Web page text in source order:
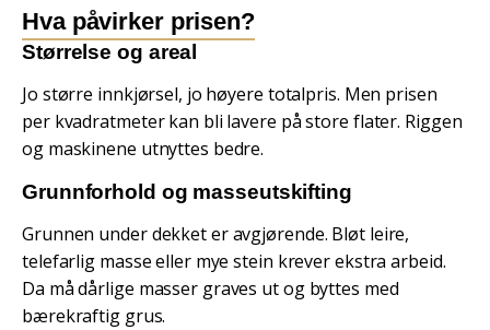
Hva påvirker prisen?
Størrelse og areal
Jo større innkjørsel, jo høyere totalpris. Men prisen
per kvadratmeter kan bli lavere på store flater. Riggen
og maskinene utnyttes bedre.
Grunnforhold og masseutskifting
Grunnen under dekket er avgjørende. Bløt leire,
telefarlig masse eller mye stein krever ekstra arbeid.
Da må dårlige masser graves ut og byttes med
bærekraftig grus.